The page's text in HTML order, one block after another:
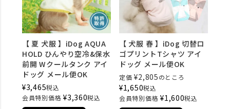
【 夏 犬服 】iDog AQUA
HOLD ひんやり空冷&保水
前開 Wクールタンク アイ
ドッグ メール便OK
¥3,465税込
会員特別価格 ¥3,360税込
【 犬服 春 】iDog 切替ロ
ゴプリントTシャツ アイ
ドッグ メール便OK
定価 ¥2,805のところ
¥1,650税込
会員特別価格 ¥1,600税込